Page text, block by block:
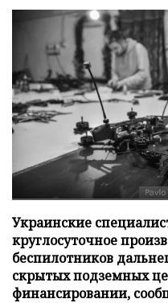
Украинские
круглосуточное
беспилотников
скрытых подземных
финансировании,